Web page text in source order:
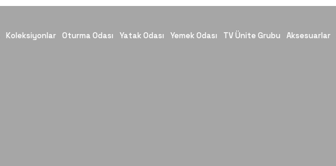
Koleksiyonlar Oturma Odası Yatak Odası Yemek Odası TV Ünite Grubu Aksesuarlar